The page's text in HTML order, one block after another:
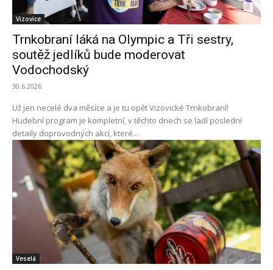
Vizovice
Trnkobraní láká na Olympic a Tři sestry,
soutěž jedlíků bude moderovat
Vodochodský
30.6.2026
Už jen necelé dva měsíce a je tu opět Vizovické Trnkobraní!
Hudební program je kompletní, v těchto dnech se ladí poslední
detaily doprovodných akcí, které...
Veselá